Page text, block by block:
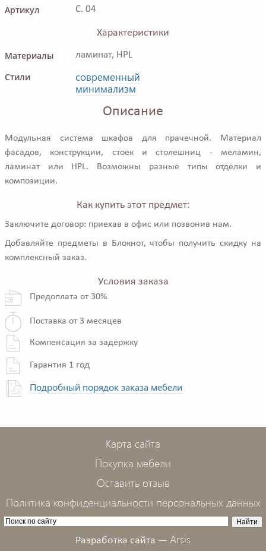
Артикул C. 04
Характеристики
Материалы
ламинат, HPL
Стили
современный
минимализм
Описание
Модульная система шкафов для прачечной. Материал
фасадов, конструкции, стоек и столешниц - меламин,
ламинат или HPL. Возможны разные типы отделки и
композиции.
Как купить этот предмет:
Заключите договор: приехав в офис или позвонив нам.
Добавляйте предметы в Блокнот, чтобы получить скидку на
комплексный заказ.
Условия заказа
Предоплата от 30%
Поставка от 3 месяцев
Компенсация за задержку
Гарантия 1 год
Подробный порядок заказа мебели
Карта сайта
Покупка мебели
Оставить отзыв
Политика конфиденциальности персональных данных
Разработка сайта — Arsis